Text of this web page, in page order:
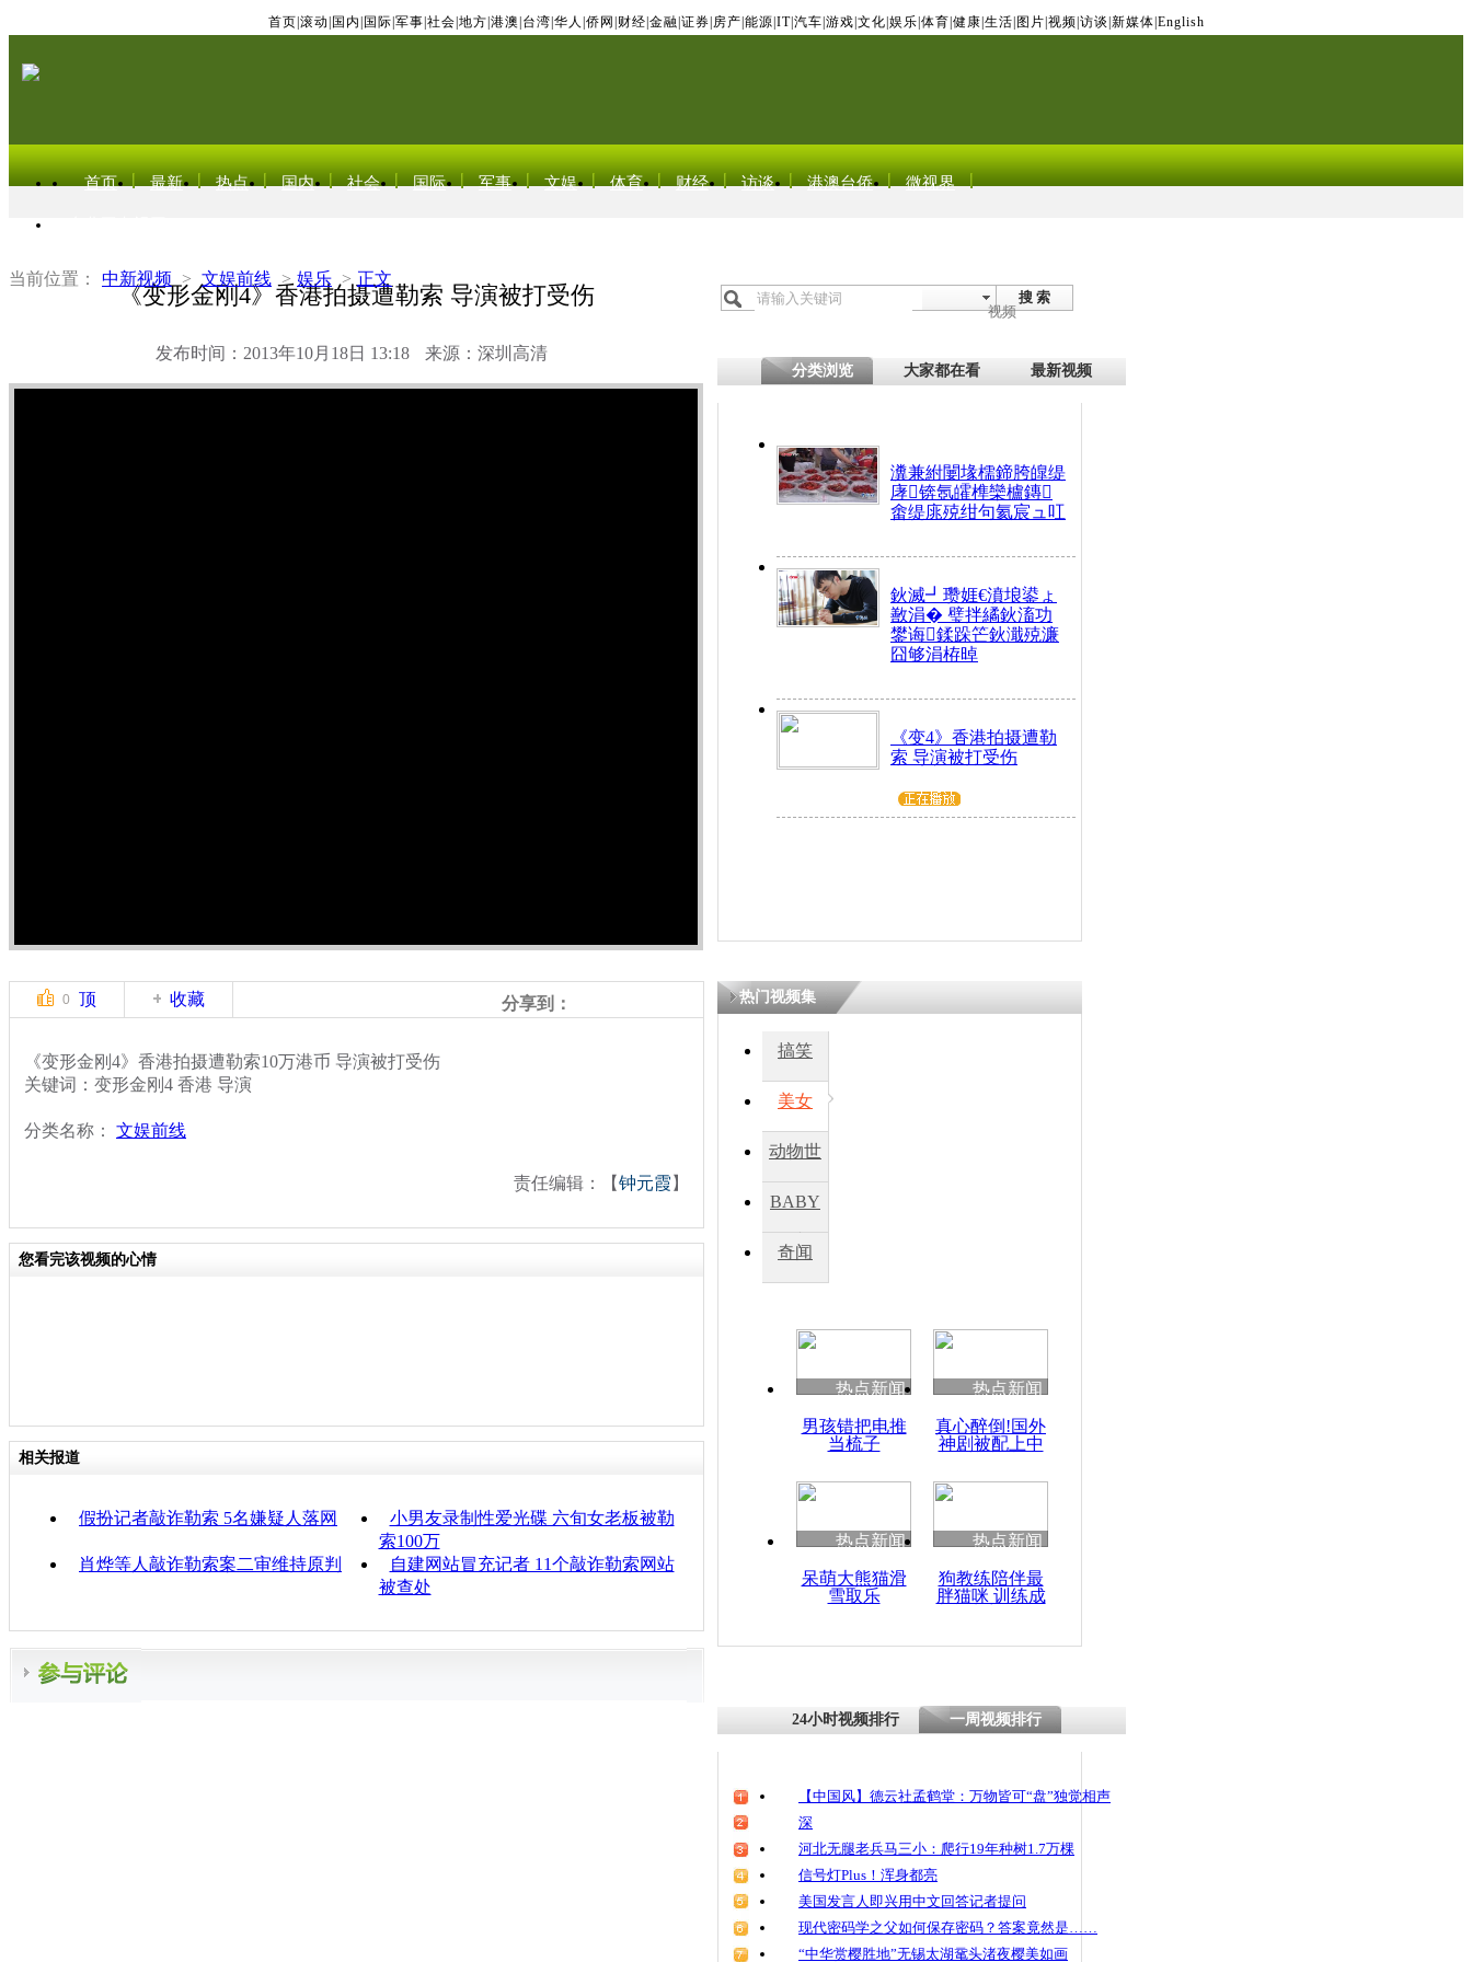
首页 滚动 国内 国际 军事 社会 地方 港澳 台湾 华人 侨网 财经 金融 证券 房产 能源 IT| 汽车 游戏 文化 娱乐 体育 健康 生活 图片 视频 访谈 新媒体 English
首页 最新 热点 国内 社会 国际 军事 文娱 体育 财经 访谈 港澳台侨 微视界
当前位置： 中新视频 > 文娱前线 > 娱乐 > 正文
《变形金刚4》香港拍摄遭勒索 导演被打受伤
发布时间：2013年10月18日 13:18 来源：深圳高清
搜 索
视频
分类浏览 大家都在看 最新视频
瀵兼紨闄堟檽鍗胯皥缇
庨锛氬皬榫欒櫨鏄
畬缇庣殑绀句氦宸ュ叿
鈥滅┛瓒娾€濆埌鍙ょ
敾涓� 璧拌繘鈥滀功
鐢诲鍒跺笀鈥濈殑濂
囧够涓栫晫
《变4》香港拍摄遭勒
索 导演被打受伤
0 顶 收藏 分享到：
《变形金刚4》香港拍摄遭勒索10万港币 导演被打受伤
关键词：变形金刚4 香港 导演
分类名称： 文娱前线
责任编辑：【钟元霞 】
您看完该视频的心情
相关报道
假扮记者敲诈勒索 5名嫌疑人落网
小男友录制性爱光碟 六旬女老板被勒
索100万
肖烨等人敲诈勒索案二审维持原判
自建网站冒充记者 11个敲诈勒索网站
被查处
热门视频集
搞笑
美女
动物世
BABY
秀
奇闻
热点新闻
男孩错把电推
当梳子
热点新闻
真心醉倒!国外
神剧被配上中
热点新闻
呆萌大熊猫滑
雪取乐
热点新闻
狗教练陪伴最
胖猫咪 训练成
24小时视频排行 一周视频排行
【中国风】德云社孟鹤堂：万物皆可“盘”独觉相声
深
河北无腿老兵马三小：爬行19年种树1.7万棵
信号灯Plus！浑身都亮
美国发言人即兴用中文回答记者提问
现代密码学之父如何保存密码？答案竟然是……
“中华赏樱胜地”无锡太湖鼋头渚夜樱美如画